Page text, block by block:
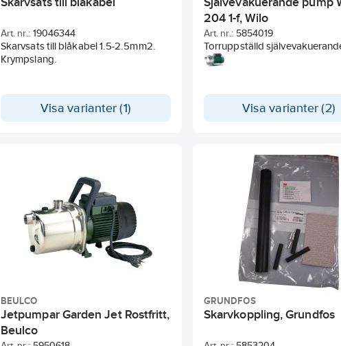
Art. nr.: 19046344
Skarvsats till blåkabel 1.5-2.5mm2.
Krympslang.
Visa varianter (1)
204 1-f, Wilo
Art. nr.: 5854019
Torruppställd
i horisontellt utförande. Med
Visa varianter (2)
BEULCO
Jetpumpar Garden Jet Rostfritt,
Beulco
GRUNDFOS
Skarvkoppling, Grundfos